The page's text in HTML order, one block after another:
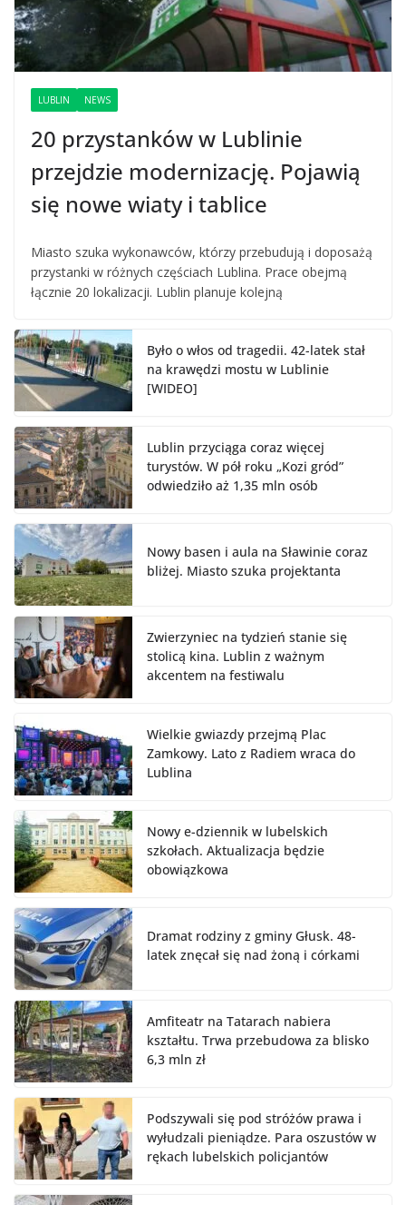
LUBLIN NEWS
20 przystanków w Lublinie
przejdzie modernizację. Pojawią
się nowe wiaty i tablice
Miasto szuka wykonawców, którzy przebudują i doposażą
przystanki w różnych częściach Lublina. Prace obejmą
łącznie 20 lokalizacji. Lublin planuje kolejną
Było o włos od tragedii. 42-latek stał
na krawędzi mostu w Lublinie
[WIDEO]
Lublin przyciąga coraz więcej
turystów. W pół roku „Kozi gród”
odwiedziło aż 1,35 mln osób
Nowy basen i aula na Sławinie coraz
bliżej. Miasto szuka projektanta
Zwierzyniec na tydzień stanie się
stolicą kina. Lublin z ważnym
akcentem na festiwalu
Wielkie gwiazdy przejmą Plac
Zamkowy. Lato z Radiem wraca do
Lublina
Nowy e-dziennik w lubelskich
szkołach. Aktualizacja będzie
obowiązkowa
Dramat rodziny z gminy Głusk. 48-
latek znęcał się nad żoną i córkami
Amfiteatr na Tatarach nabiera
kształtu. Trwa przebudowa za blisko
6,3 mln zł
Podszywali się pod stróżów prawa i
wyłudzali pieniądze. Para oszustów w
rękach lubelskich policjantów